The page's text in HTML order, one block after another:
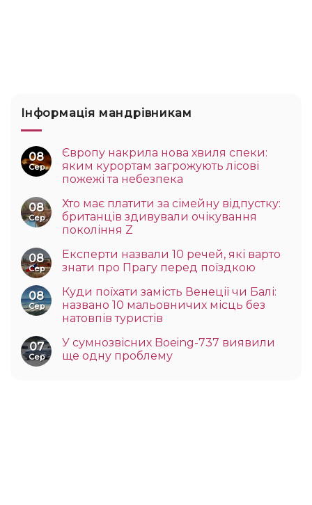
Інформація мандрівникам
08
Сер
Європу накрила нова хвиля спеки:
яким курортам загрожують лісові
пожежі та небезпека
08
Сер
Хто має платити за сімейну відпустку:
британців здивували очікування
покоління Z
08
Сер
Експерти назвали 10 речей, які варто
знати про Прагу перед поїздкою
08
Сер
Куди поїхати замість Венеції чи Балі:
названо 10 мальовничих місць без
натовпів туристів
07
Сер
У сумнозвісних Boeing-737 виявили
ще одну проблему